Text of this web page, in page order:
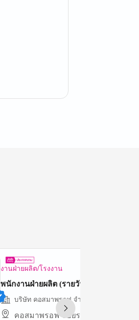
งานฝ่ายผลิต/โรงงาน
พนักงานฝ่ายผลิต (รายวัน)
บริษัท คอสมาพรอฟ จำกัด
คอสมาพรอฟ ซอยรามคำแหง 60/3